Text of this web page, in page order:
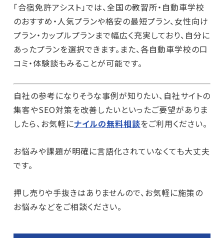
「合宿免許アシスト」では、全国の教習所・自動車学校
のおすすめ・人気プランや格安の最短プラン、女性向け
プラン・カップルプランまで幅広く充実しており、自分に
あったプランを選択できます。また、各自動車学校の口
コミ・体験談もみることが可能です。
自社の参考になりそうな事例が知りたい、自社サイトの
集客やSEO対策を改善したいといったご要望がありま
したら、お気軽にナイルの無料相談をご利用ください。
お悩みや課題が明確に言語化されていなくても大丈夫
です。
押し売りや手抜きはありませんので、お気軽に施策の
お悩みなどをご相談ください。